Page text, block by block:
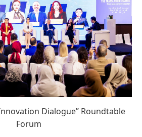
Dialogue” Roundtable
Forum